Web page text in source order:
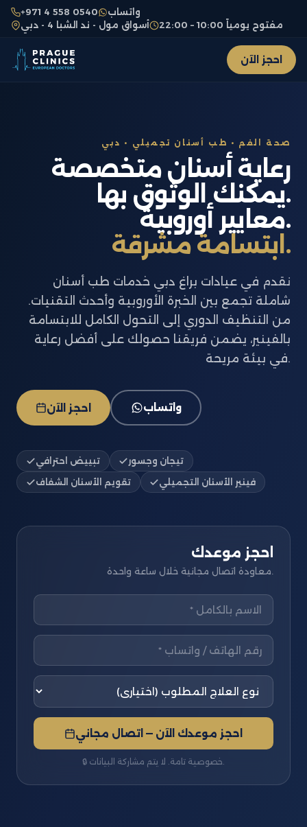
+971 4 558 0540
واتساب
أسواق مول - ند الشبا 4 - دبي
مفتوح يومياً 10:00 – 22:00
احجز الآن
صحة الفم • طب أسنان تجميلي • دبي
رعاية أسنان متخصصة
يمكنك الوثوق بها.
معايير أوروبية.
ابتسامة مشرقة.
نقدم في عيادات براغ دبي خدمات طب أسنان
شاملة تجمع بين الخبرة الأوروبية وأحدث التقنيات.
من التنظيف الدوري إلى التحول الكامل للابتسامة
بالفينير، يضمن فريقنا حصولك على أفضل رعاية
في بيئة مريحة.
احجز الآن واتساب
تبييض احترافي تيجان وجسور
تقويم الأسنان الشفاف فينير الأسنان التجميلي
احجز موعدك
معاودة اتصال مجانية خلال ساعة واحدة.
احجز موعدك الآن — اتصال مجاني
🔒 خصوصية تامة. لا يتم مشاركة البيانات.